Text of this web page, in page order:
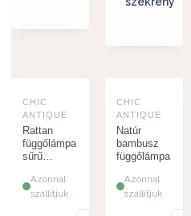
CHIC
ANTIQUE
Rattan
függőlámpa
sűrű
Azonnal
szállítjuk
CHIC
ANTIQUE
Natúr
bambusz
függőlámpa
Azonnal
szállítjuk